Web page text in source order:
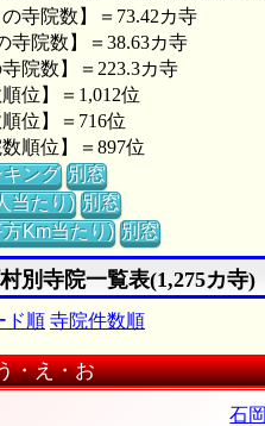
寺院数】＝73.42カ寺
寺院数】＝38.63カ寺
院数】＝223.3カ寺
位】＝1,012位
位】＝716位
順位】＝897位
ング 別窓
当たり) 別窓
Km当たり) 別窓
別寺院一覧表(1,275カ寺)
ド順 寺院件数順
・え・お
石